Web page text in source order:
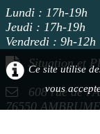
Lundi : 17h-19h
Jeudi : 17h-19h
Vendredi : 9h-12h
Situation et
608 rue de
76550
Ce site utilise
vous